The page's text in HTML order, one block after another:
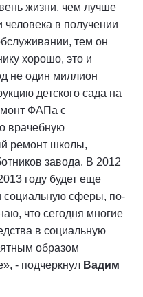
жизни, чем лучше
человека в получении
тем он
хорошо, это и
не один миллион
детского сада на
ФАПа с
врачебную
ремонт школы,
завода. В 2012
году будет еще
социальную сферы, по-
что сегодня многие
в социальную
образом
- подчеркнул Вадим